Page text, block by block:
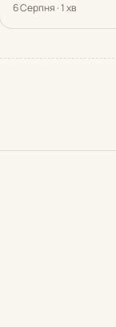
6 Серпня · 1 хв